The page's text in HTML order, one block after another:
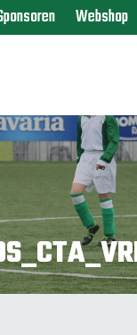
Webshop